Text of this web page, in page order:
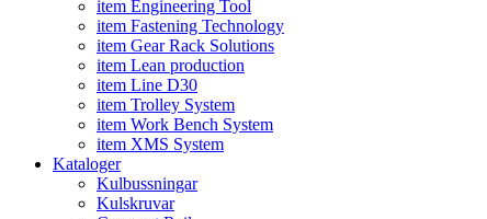
item Engineering Tool
item Fastening Technology
item Gear Rack Solutions
item Lean production
item Line D30
item Trolley System
item Work Bench System
item XMS System
Kataloger
Kulbussningar
Kulskruvar